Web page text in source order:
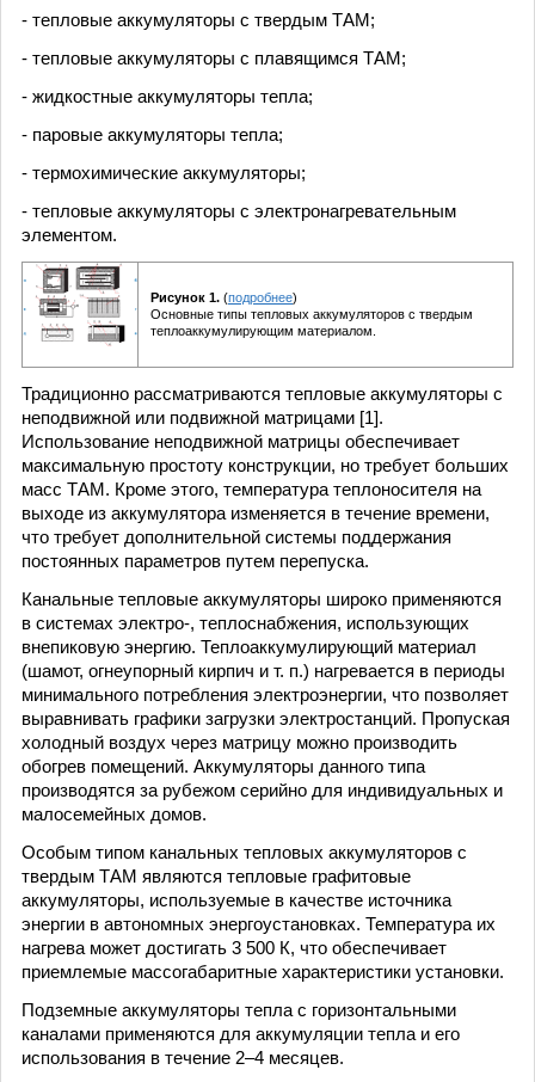
- тепловые аккумуляторы с твердым ТАМ;
- тепловые аккумуляторы с плавящимся ТАМ;
- жидкостные аккумуляторы тепла;
- паровые аккумуляторы тепла;
- термохимические аккумуляторы;
- тепловые аккумуляторы с электронагревательным
элементом.
Рисунок 1. (подробнее)
Основные типы тепловых аккумуляторов с твердым
теплоаккумулирующим материалом.
Традиционно рассматриваются тепловые аккумуляторы с
неподвижной или подвижной матрицами [1].
Использование неподвижной матрицы обеспечивает
максимальную простоту конструкции, но требует больших
масс ТАМ. Кроме этого, температура теплоносителя на
выходе из аккумулятора изменяется в течение времени,
что требует дополнительной системы поддержания
постоянных параметров путем перепуска.
Канальные тепловые аккумуляторы широко применяются
в системах электро-, теплоснабжения, использующих
внепиковую энергию. Теплоаккумулирующий материал
(шамот, огнеупорный кирпич и т. п.) нагревается в периоды
минимального потребления электроэнергии, что позволяет
выравнивать графики загрузки электростанций. Пропуская
холодный воздух через матрицу можно производить
обогрев помещений. Аккумуляторы данного типа
производятся за рубежом серийно для индивидуальных и
малосемейных домов.
Особым типом канальных тепловых аккумуляторов с
твердым ТАМ являются тепловые графитовые
аккумуляторы, используемые в качестве источника
энергии в автономных энергоустановках. Температура их
нагрева может достигать 3 500 К, что обеспечивает
приемлемые массогабаритные характеристики установки.
Подземные аккумуляторы тепла с горизонтальными
каналами применяются для аккумуляции тепла и его
использования в течение 2–4 месяцев.